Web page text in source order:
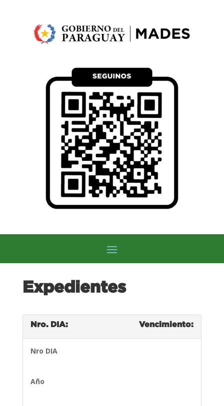
Expedientes
Nro. DIA: Vencimiento:
Nro DIA
Año